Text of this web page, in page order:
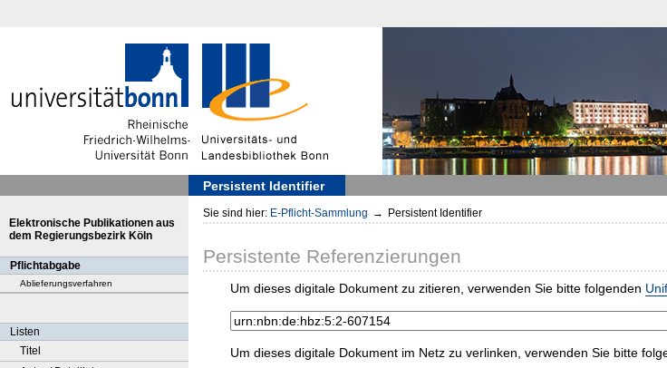
Persistent Identifier
Elektronische Publikationen aus
dem Regierungsbezirk Köln
Pflichtabgabe
Ablieferungsverfahren
Listen
Titel
Sie sind hier: E-Pflicht-Sammlung → Persistent Identifier
Persistente Referenzierungen
Um dieses digitale Dokument zu zitieren, verwenden Sie bitte folgenden
Um dieses digitale Dokument im Netz zu verlinken, verwenden Sie bitte